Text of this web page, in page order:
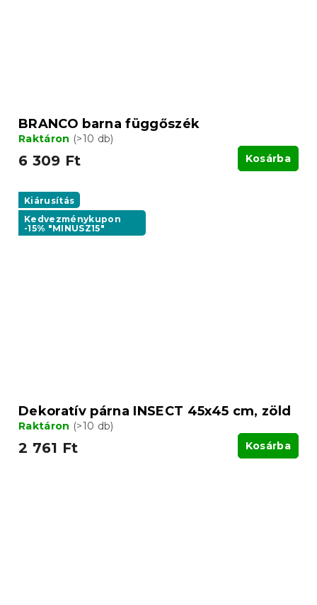
BRANCO barna függőszék
Raktáron (>10 db)
6 309 Ft Kosárba
Kiárusítás
Kedvezménykupon
-15% "MINUSZ15"
Dekoratív párna INSECT 45x45 cm, zöld
Raktáron (>10 db)
2 761 Ft Kosárba